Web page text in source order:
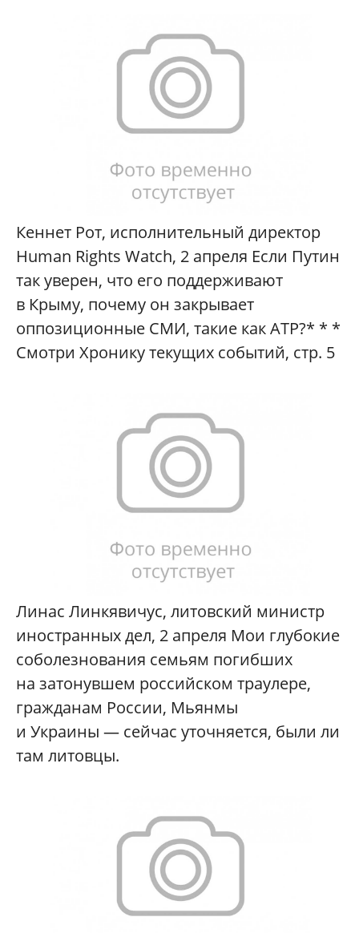
Кеннет Рот, исполнительный директор
Human Rights Watch, 2 апреля Если Путин
так уверен, что его поддерживают
в Крыму, почему он закрывает
оппозиционные СМИ, такие как АТР?* * *
Смотри Хронику текущих событий, стр. 5
Линас Линкявичус, литовский министр
иностранных дел, 2 апреля Мои глубокие
соболезнования семьям погибших
на затонувшем российском траулере,
гражданам России, Мьянмы
и Украины — сейчас уточняется, были ли
там литовцы.